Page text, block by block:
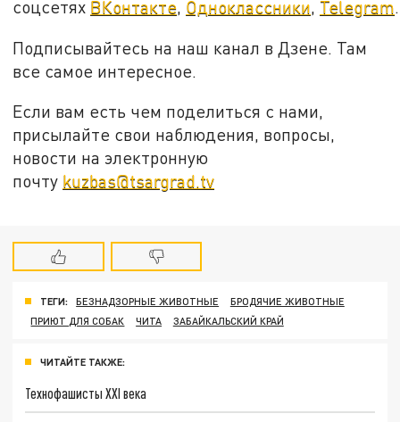
соцсетях ВКонтакте, Одноклассники, Telegram.
Подписывайтесь на наш канал в Дзене. Там
все самое интересное.
Если вам есть чем поделиться с нами,
присылайте свои наблюдения, вопросы,
новости на электронную
почту kuzbas@tsargrad.tv
ТЕГИ: БЕЗНАДЗОРНЫЕ ЖИВОТНЫЕ
БРОДЯЧИЕ ЖИВОТНЫЕ
ПРИЮТ ДЛЯ СОБАК
ЧИТА ЗАБАЙКАЛЬСКИЙ КРАЙ
ЧИТАЙТЕ ТАКЖЕ:
Технофашисты XXI века